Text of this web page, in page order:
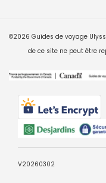
©2026 Guides de voyage
de ce site ne peut être
V20260302